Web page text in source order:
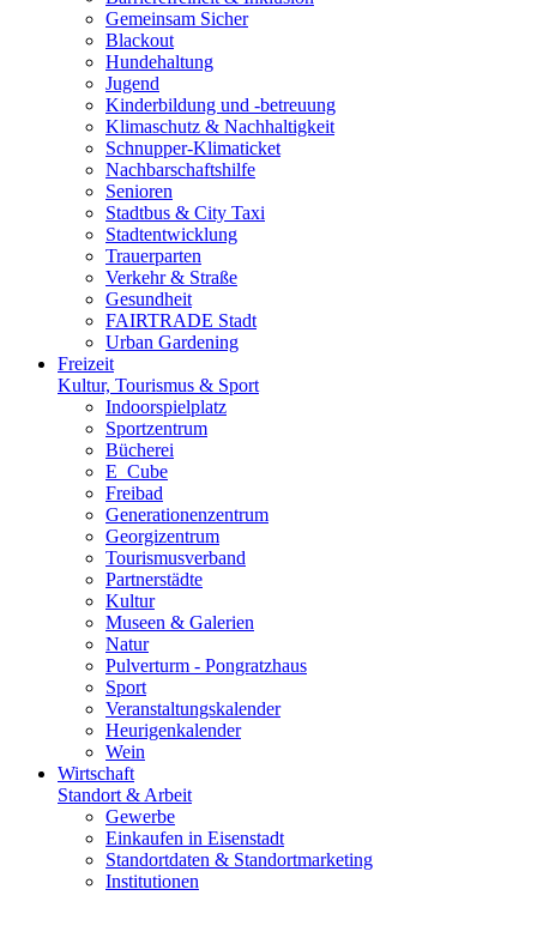
Gemeinsam Sicher
Blackout
Hundehaltung
Jugend
Kinderbildung und -betreuung
Klimaschutz & Nachhaltigkeit
Schnupper-Klimaticket
Nachbarschaftshilfe
Senioren
Stadtbus & City Taxi
Stadtentwicklung
Trauerparten
Verkehr & Straße
Gesundheit
FAIRTRADE Stadt
Urban Gardening
Freizeit
Kultur, Tourismus & Sport
Indoorspielplatz
Sportzentrum
Bücherei
E_Cube
Freibad
Generationenzentrum
Georgizentrum
Tourismusverband
Partnerstädte
Kultur
Museen & Galerien
Natur
Pulverturm - Pongratzhaus
Sport
Veranstaltungskalender
Heurigenkalender
Wein
Wirtschaft
Standort & Arbeit
Gewerbe
Einkaufen in Eisenstadt
Standortdaten & Standortmarketing
Institutionen